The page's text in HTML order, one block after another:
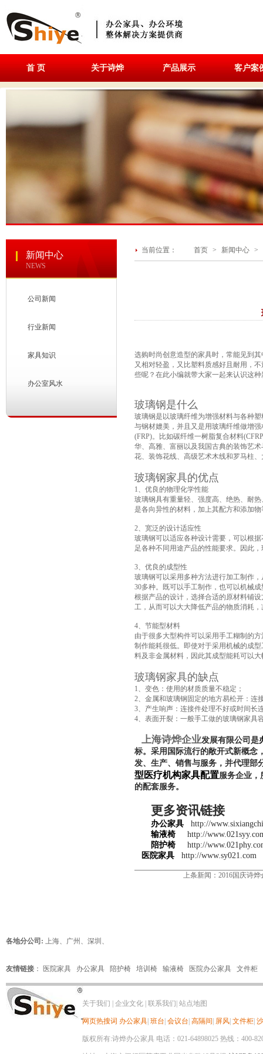
首 页 关于诗烨 产品展示 客户案
新闻中心
NEWS
公司新闻
行业新闻
家具知识
办公室风水
当前位置： 首页 > 新闻中心 >
选购时尚创意造型的家具时，常能见到
又相对轻盈，又比塑料质感好且耐用，
些呢？在此小编就带大家一起来认识这
玻璃钢是什么
玻璃钢是以玻璃纤维为增强材料与各种塑
与钢材媲美，并且又是用玻璃纤维做增
(FRP)。比如碳纤维一树脂复合材料
华、高雅、富丽以及我国古典的装饰艺
花、装饰花线、高级艺术木线和罗马柱
玻璃钢家具的优点
1、优良的物理化学性能
玻璃钢具有重量轻、强度高、绝热、耐
是各向异性的材料，加上其配方和添加
2、宽泛的设计适应性
玻璃钢可以适应各种设计需要，可以根
足各种不同用途产品的性能要求。因此
3、优良的成型性
玻璃钢可以采用多种方法进行加工制作
30多种。既可以手工制作，也可以机械
根据产品的设计，选择合适的原材料铺
工，从而可以大大降低产品的物质消耗
4、节能型材料
由于很多大型构件可以采用手工糊制的
制作能耗很低。即使对于采用机械的成
料及非金属材料，因此其成型能耗可以
玻璃钢家具的缺点
1、变色：使用的材质质量不稳定；
2、金属和玻璃钢固定的地方易松开：连
3、产生响声：连接件处理不好或时间长
4、表面开裂：一般手工做的玻璃钢家具
上海诗烨企业发展有限公司是
标。采用国际流行的敞开式新概念
发、生产、销售与服务，并代理部
型医疗机构家具配置服务企业，
的配套服务。
更多资讯链接
办公家具
http://
输液椅
http://
陪护椅
http://
医院家具 http://www.sy021.com
上条新闻： 2016国庆诗
各地分公司: 上海、 广州 、 深圳 、
友情链接 ： 医院家具 办公家具 陪护椅 培训椅 输液椅 医院办公家具 文件柜
关于我们 企业文化 联系我们 站点地图
网页热搜词 办公家具 班台 会议台 高隔间 屏风 文件柜
版权所有:诗烨办公家具 电话：021-64898025 热线：400-